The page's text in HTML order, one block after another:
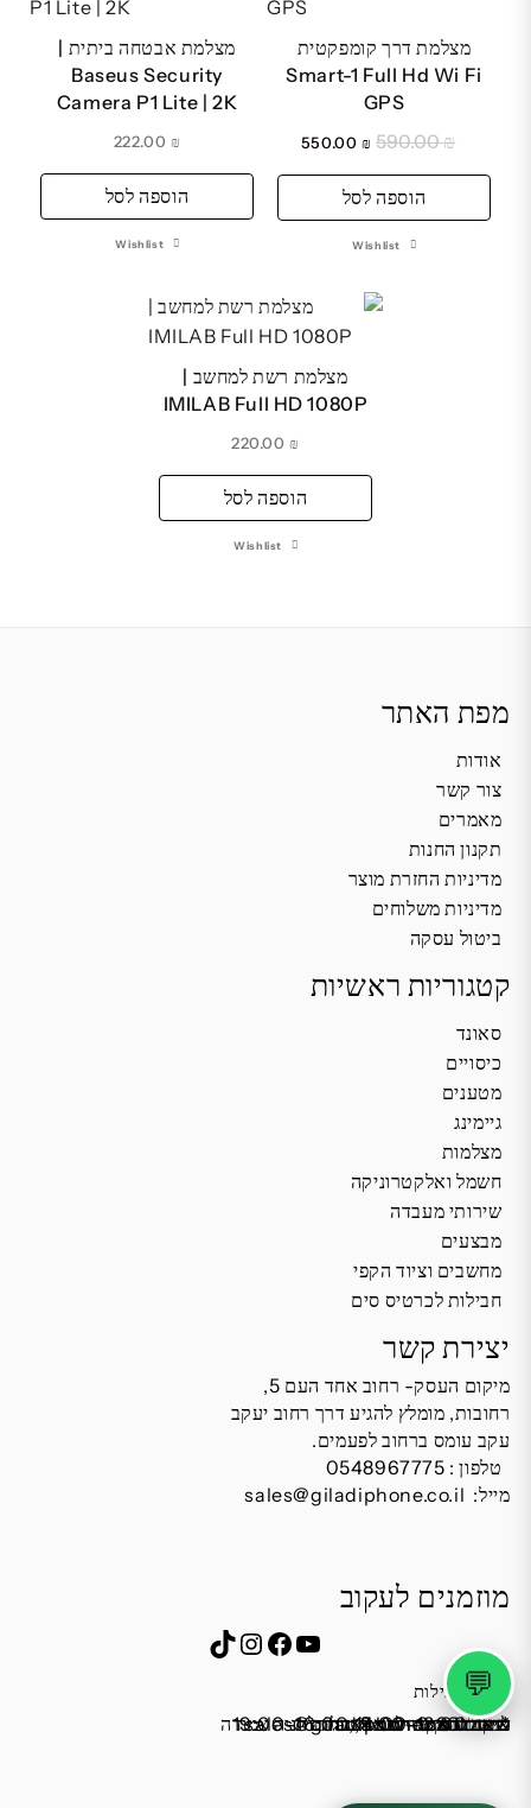
💬
מצלמת דרך קומפקטית
Smart-1 Full Hd Wi Fi
GPS
₪
590.00
המחיר
היה:
₪ 590.00.
₪
₪ 550.00.
הוספה לסל
Wishlist
מצלמת אבטחה ביתית |
Baseus Security
Camera P1 Lite | 2K
₪
הוספה לסל
Wishlist
מצלמת רשת למחשב |
IMILAB Full HD 1080P
₪
הוספה לסל
Wishlist
מפת האתר
אודות
צור קשר
מאמרים
תקנון החנות
מדיניות החזרת מוצר
מדיניות משלוחים
ביטול עסקה
קטגוריות ראשיות
סאונד
כיסויים
מטענים
גיימינג
מצלמות
חשמל ואלקטרוניקה
שירותי מעבדה
מבצעים
מחשבים וציוד הקפי
חבילות לכרטיס סים
יצירת קשר
מיקום העסק- רחוב אחד העם 5,
רחובות, מומלץ להגיע דרך רחוב יעקב
עקב עומס ברחוב לפעמים.
טלפון : 0548967775
מייל: sales@giladiphone.co.il
מוזמנים לעקוב
YouTube
Facebook
Instagram
TikTok
שעות פעילות
כתובת: אחד העם 5, רחובות
א׳-ה׳ 19:00-16:00,14:00-9:30
שישי 9:00-13:00
שבת סגור
מייל:sales@giladiphone.co.il
מיקום חנייה: יש אפשרות לחניה צמודה
לחנות התקשרו ואדאג לזה.
*נא להתקשר לפני הגעה